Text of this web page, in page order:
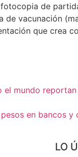
de
de vacunación
que crea
el mundo
en bancos y
LO